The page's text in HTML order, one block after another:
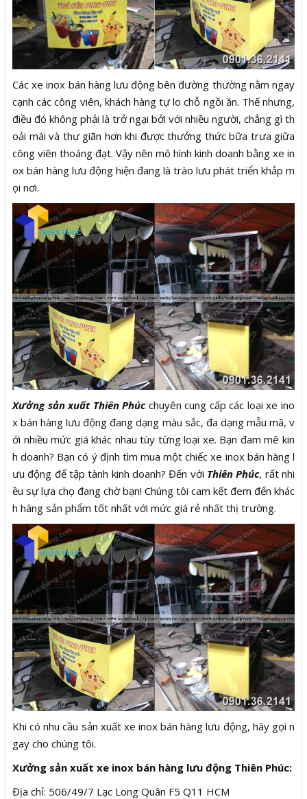
Các xe inox bán hàng lưu động bên đường thường nằm ngay
cạnh các công viên, khách hàng tự lo chỗ ngồi ăn. Thế nhưng,
điều đó không phải là trở ngại bởi với nhiều người, chẳng gì th
oải mái và thư giãn hơn khi được thưởng thức bữa trưa giữa
công viên thoáng đạt. Vậy nên mô hình kinh doanh bằng xe in
ox bán hàng lưu động hiện đang là trào lưu phát triển khắp m
ọi nơi.
Xưởng sản xuất Thiên Phúcchuyên cung cấp các loại xe ino
x bán hàng lưu động đang dạng màu sắc, đa dạng mẫu mã, v
ới nhiều mức giá khác nhau tùy từng loại xe. Bạn đam mê kin
h doanh? Bạn có ý định tìm mua một chiếc xe inox bán hàng l
ưu động để tập tành kinh doanh? Đến với Thiên Phúc, rất nhi
ều sự lựa chọ đang chờ bạn! Chúng tôi cam kết đem đến khác
h hàng sản phẩm tốt nhất với mức giá rẻ nhất thị trường.
Khi có nhu cầu sản xuất xe inox bán hàng lưu động, hãy gọi n
gay cho chúng tôi.
Xưởng sản xuất xe inox bán hàng lưu động Thiên Phúc:
Địa chỉ: 506/49/7 Lạc Long Quân F5 Q11 HCM